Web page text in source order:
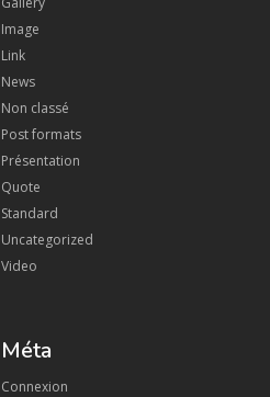
Image
Link
News
Non classé
Post formats
Présentation
Quote
Standard
Uncategorized
Video
Méta
Connexion